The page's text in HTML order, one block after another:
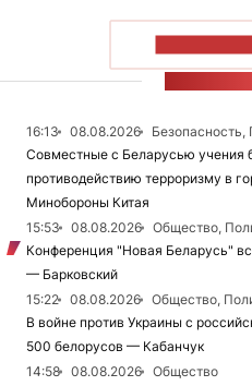
16:13 08.08.2026
Безопасность,
Совместные с Беларусью учения
противодействию терроризму в
Минобороны Китая
15:53
08.08.2026
Общество,
Конференция "Новая Беларусь"
— Барковский
15:22
08.08.2026
Общество,
В войне против Украины с
500 белорусов — Кабанчук
14:58
08.08.2026
Общество